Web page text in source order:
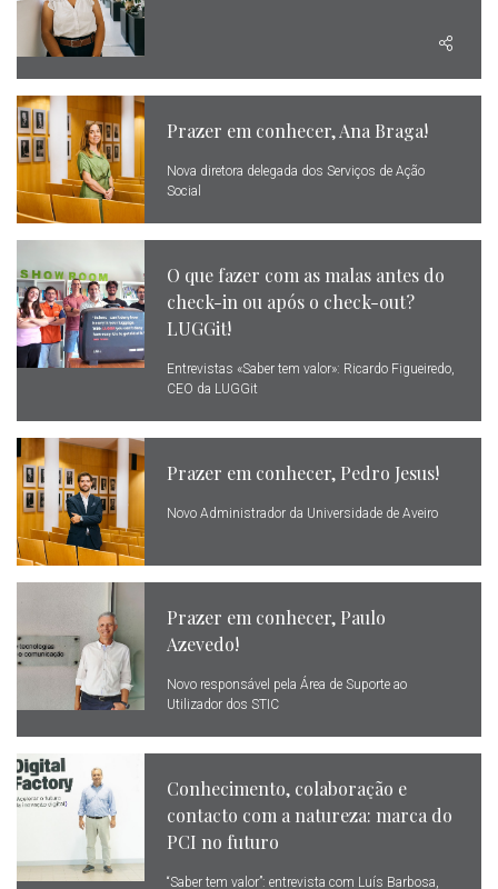
Prazer em conhecer, Ana Braga!
Nova diretora delegada dos Serviços de Ação
Social
O que fazer com as malas antes do
check-in ou após o check-out?
LUGGit!
Entrevistas «Saber tem valor»: Ricardo Figueiredo,
CEO da LUGGit
Prazer em conhecer, Pedro Jesus!
Novo Administrador da Universidade de Aveiro
Prazer em conhecer, Paulo
Azevedo!
Novo responsável pela Área de Suporte ao
Utilizador dos STIC
Conhecimento, colaboração e
contacto com a natureza: marca do
PCI no futuro
“Saber tem valor”: entrevista com Luís Barbosa,